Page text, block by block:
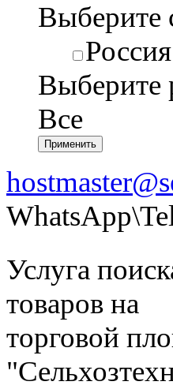
Выберите
Россия
Выберите
Все
Услуга
товаров на
торговой